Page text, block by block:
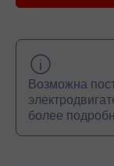
Возможна
более